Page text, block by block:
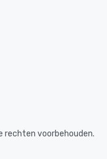
voorbehouden.